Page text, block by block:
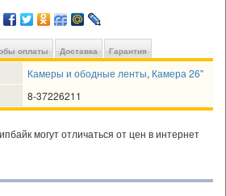
оплаты Доставка Гарантия
Камеры и ободные ленты, Камера 26"
8-37226211
могут отличаться от цен в интернет